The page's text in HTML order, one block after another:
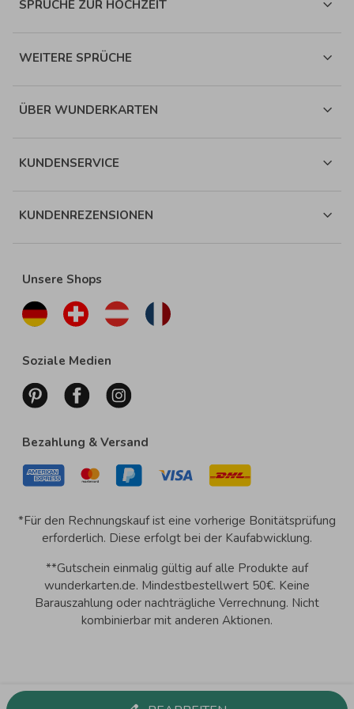
SPRÜCHE ZUR HOCHZEIT
WEITERE SPRÜCHE
ÜBER WUNDERKARTEN
KUNDENSERVICE
KUNDENREZENSIONEN
Unsere Shops
Soziale Medien
Bezahlung & Versand
*Für den Rechnungskauf ist eine vorherige Bonitätsprüfung
erforderlich. Diese erfolgt bei der Kaufabwicklung.
**Gutschein einmalig gültig auf alle Produkte auf
wunderkarten.de. Mindestbestellwert 50€. Keine
Barauszahlung oder nachträgliche Verrechnung. Nicht
kombinierbar mit anderen Aktionen.